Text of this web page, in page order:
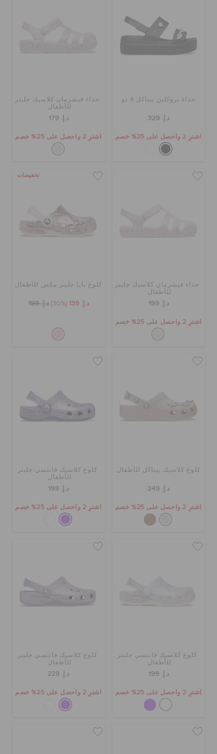
حذاء بروكلين بيناكل 4 يو
د.إ. 329
اشترِ 2 واحصل على 25% خصم
حذاء فيشرمان كلاسيك جليتر
للأطفال
د.إ. 179
اشترِ 2 واحصل على 25% خصم
حذاء فيشرمان كلاسيك جليتر
للأطفال
د.إ. 199
اشترِ 2 واحصل على 25% خصم
تخفيضات
كلوغ بايا جليتر مكس للأطفال
د.إ. 139 (30%) د.إ. 199
كلوغ كلاسيك بيناكل للأطفال
د.إ. 249
اشترِ 2 واحصل على 25% خصم
كلوغ كلاسيك فانتسي جليتر
للأطفال
د.إ. 199
اشترِ 2 واحصل على 25% خصم
كلوغ كلاسيك فانتسي جليتر
للأطفال
د.إ. 199
اشترِ 2 واحصل على 25% خصم
كلوغ كلاسيك فانتسي جليتر
للأطفال
د.إ. 229
اشترِ 2 واحصل على 25% خصم